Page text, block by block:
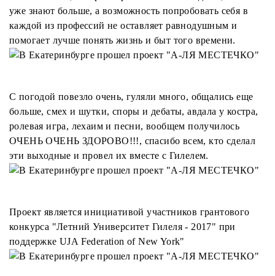
уже знают больше, а возможность попробовать себя в
каждой из профессий не оставляет равнодушным и
помогает лучше понять жизнь и быт того времени.
С погодой повезло очень, гуляли много, общались еще
больше, смех и шутки, споры и дебаты, авдала у костра,
ролевая игра, лехаим и песни, вообщем получилось
ОЧЕНЬ ОЧЕНЬ ЗДОРОВО!!!, спасибо всем, кто сделал
эти выходные и провел их вместе с Гилелем.
Проект является инициативой участников грантового
конкурса "Летний Университет Гилеля - 2017" при
поддержке UJA Federation of New York"